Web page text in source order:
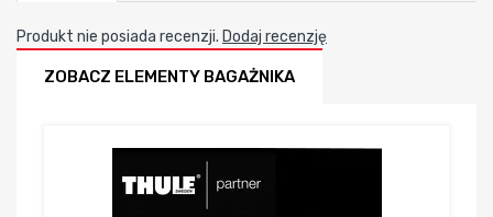
Produkt nie posiada recenzji. Dodaj recenzję
ZOBACZ ELEMENTY BAGAŻNIKA